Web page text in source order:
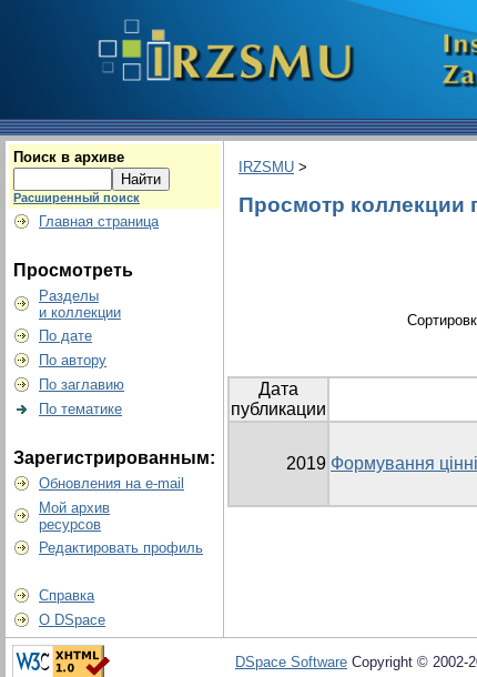
Поиск в архиве
Расширенный поиск
Главная страница
Просмотреть
Разделы
и коллекции
По дате
По автору
По заглавию
По тематике
Зарегистрированным:
Обновления на e-mail
Мой архив
ресурсов
Редактировать профиль
Справка
О DSpace
IRZSMU >
Просмотр коллекции
Дата
публикации
2019 Формування
DSpace Software Copyright © 2002-